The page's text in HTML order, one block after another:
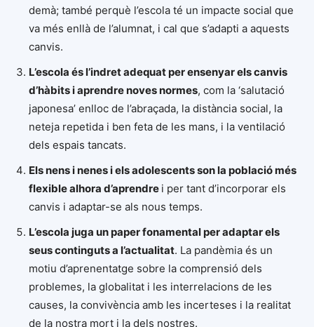
demà; també perquè l’escola té un impacte social que
va més enllà de l’alumnat, i cal que s’adapti a aquests
canvis.
L’escola és l’indret adequat per ensenyar els canvis
d’hàbits i aprendre noves normes, com la ‘salutació
japonesa’ enlloc de l’abraçada, la distància social, la
neteja repetida i ben feta de les mans, i la ventilació
dels espais tancats.
Els nens i nenes i els adolescents son la població més
flexible alhora d’aprendre i per tant d’incorporar els
canvis i adaptar-se als nous temps.
L’escola juga un paper fonamental per adaptar els
seus continguts a l’actualitat. La pandèmia és un
motiu d’aprenentatge sobre la comprensió dels
problemes, la globalitat i les interrelacions de les
causes, la convivència amb les incerteses i la realitat
de la nostra mort i la dels nostres.